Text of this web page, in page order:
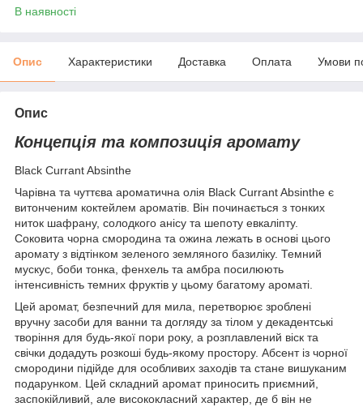
В наявності
Опис Характеристики Доставка Оплата Умови
Опис
Концепція та композиція аромату
Black Currant Absinthe
Чарівна та чуттєва ароматична олія Black Currant Absinthe є
витонченим коктейлем ароматів. Він починається з тонких
ниток шафрану, солодкого анісу та шепоту евкаліпту.
Соковита чорна смородина та ожина лежать в основі цього
аромату з відтінком зеленого земляного базиліку. Темний
мускус, боби тонка, фенхель та амбра посилюють
інтенсивність темних фруктів у цьому багатому ароматі.
Цей аромат, безпечний для мила, перетворює зроблені
вручну засоби для ванни та догляду за тілом у декадентські
творіння для будь-якої пори року, а розплавлений віск та
свічки додадуть розкоші будь-якому простору. Абсент із чорної
смородини підійде для особливих заходів та стане вишуканим
подарунком. Цей складний аромат приносить приємний,
заспокійливий, але висококласний характер, де б він не